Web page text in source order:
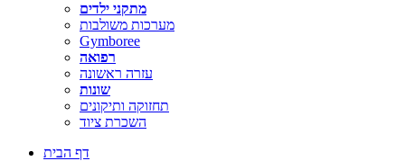
מתקני ילדים
מערכות משולבות
Gymboree
רפואה
עזרה ראשונה
שונות
תחזוקה ותיקונים
השכרת ציוד
דף הבית